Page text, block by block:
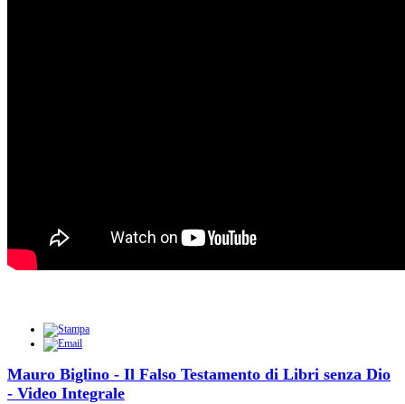
Mauro Biglino - Il Falso Testamento di Libri senza Dio
- Video Integrale